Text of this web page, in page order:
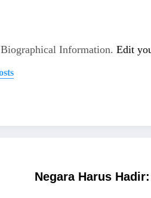
Information. Edit
Negara Harus